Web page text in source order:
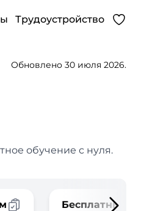
Трудоустройство
Обновлено 30 июля 2026.
обучение с нуля.
Бесплатные